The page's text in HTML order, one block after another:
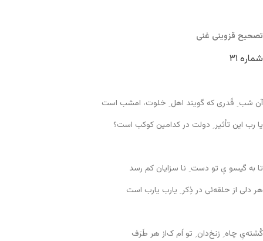
تصحیح قزوینی غنی
شماره ۳۱
آن شب ِ قَدری که گویند اهل ِ خلوت، امشب است
یا رب این تأثیر ِ دولت در کدامین کوکب است؟
تا به گیسو یِ تو دست ِ نا سزایان کم رسد
هر دلی از حلقه‌ئی در ذِکر ِ یارب یارب است
کُشته‌یِ چاه ِ زنخ‌دان ِ تو اَم ک‌از هر طَرَف